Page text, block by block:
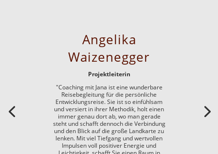
Angelika
Waizenegger
Projektleiterin
"Coaching mit Jana ist eine wunderbare
Reisebegleitung für die persönliche
Entwicklungsreise. Sie ist so einfühlsam
und versiert in ihrer Methodik, holt einen
immer genau dort ab, wo man gerade
steht und schafft dennoch die Verbindung
und den Blick auf die große Landkarte zu
lenken. Mit viel Tiefgang und wertvollen
Impulsen voll positiver Energie und